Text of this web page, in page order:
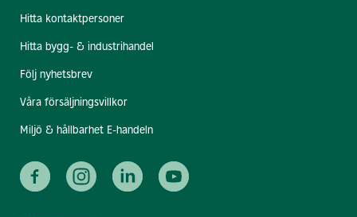
Hitta kontaktpersoner
Hitta bygg- & industrihandel
Följ nyhetsbrev
Våra försäljningsvillkor
Miljö & hållbarhet E-handeln